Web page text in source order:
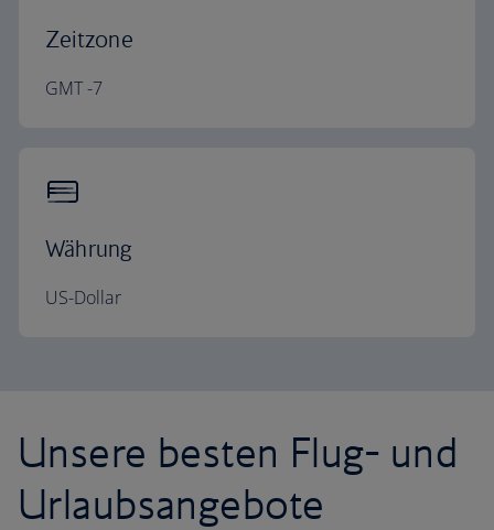
Zeitzone
GMT -7
Währung
US-Dollar
Unsere besten Flug- und
Urlaubsangebote